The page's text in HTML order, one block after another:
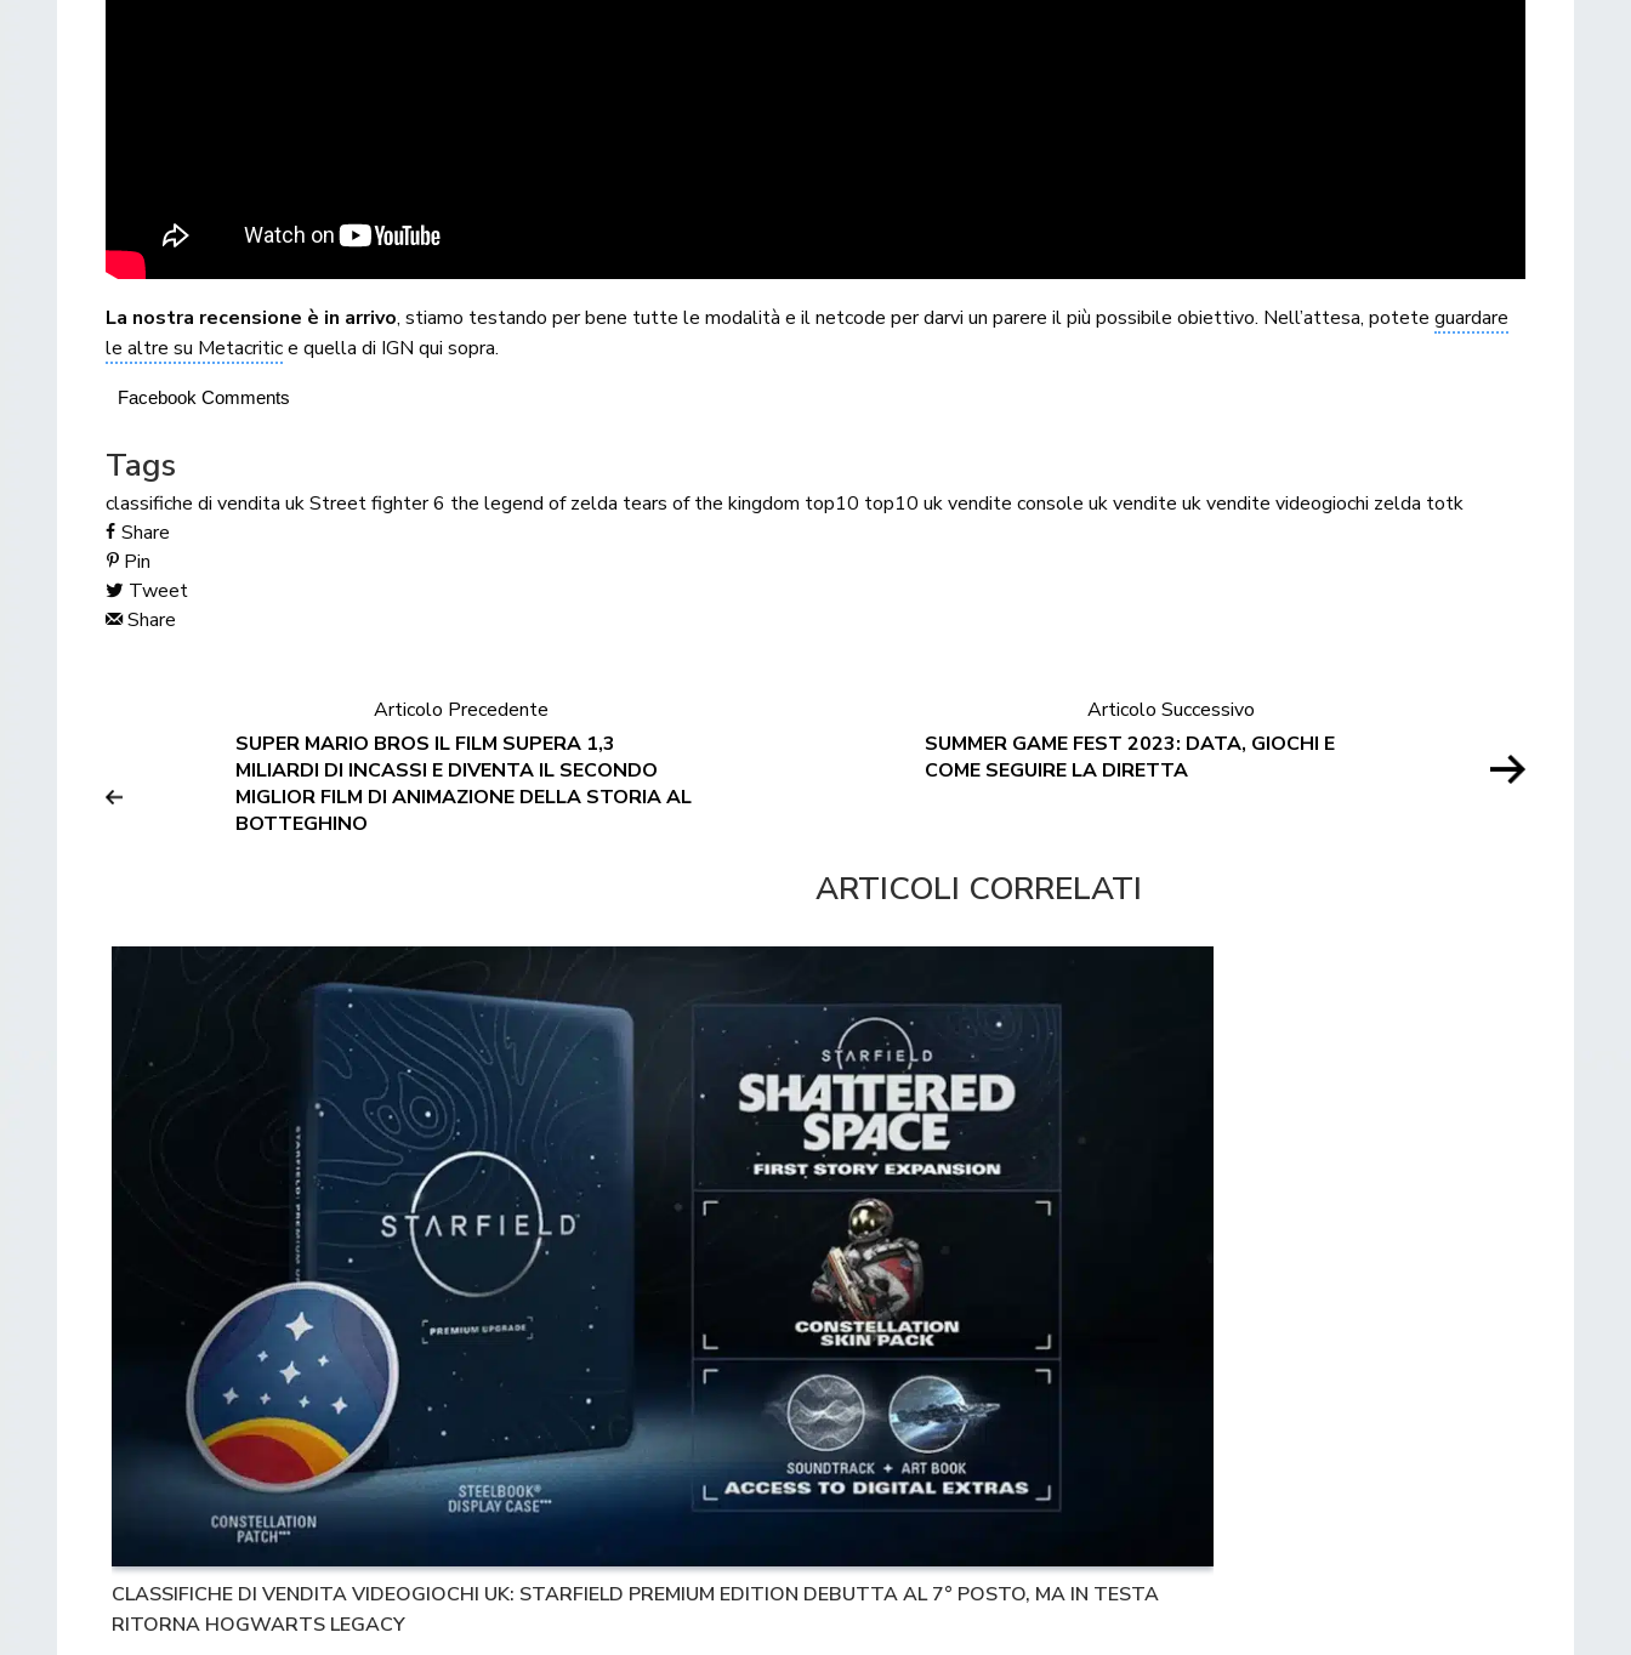
La nostra recensione è in arrivo, stiamo testando per bene tutte le modalità e il netcode per darvi un parere il più possibile obiettivo. Nell’attesa, poteteguardare
le altre su Metacritice quella di IGN qui sopra.
Facebook Comments
Tags
classifiche di vendita ukStreet fighter 6 the legend of zelda tears of the kingdom top10 top10 ukvendite console ukvendite ukvendite videogiochi zelda totk
Share
Pin
Tweet
Share
Articolo Precedente
SUPER MARIO BROS IL FILM SUPERA 1,3
MILIARDI DI INCASSI E DIVENTA IL SECONDO
MIGLIOR FILM DI ANIMAZIONE DELLA STORIA AL
BOTTEGHINO
Articolo Successivo
SUMMER GAME FEST 2023: DATA, GIOCHI E
COME SEGUIRE LA DIRETTA
ARTICOLI CORRELATI
CLASSIFICHE DI VENDITA VIDEOGIOCHI UK: STARFIELD PREMIUM EDITION DEBUTTA AL 7° POSTO, MA IN TESTA
RITORNA HOGWARTS LEGACY